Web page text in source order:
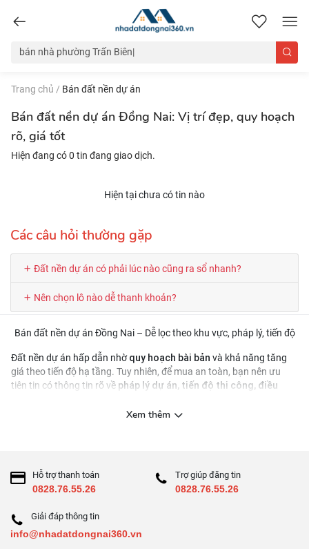
nhadatdongnai360.vn
Trang chủ / Bán đất nền dự án
Bán đất nền dự án Đồng Nai: Vị trí đẹp, quy hoạch
rõ, giá tốt
Hiện đang có 0 tin đang giao dịch.
Hiện tại chưa có tin nào
Các câu hỏi thường gặp
Đất nền dự án có phải lúc nào cũng ra sổ nhanh?
Nên chọn lô nào dễ thanh khoản?
Bán đất nền dự án Đồng Nai – Dễ lọc theo khu vực, pháp lý, tiến độ
Đất nền dự án hấp dẫn nhờquy hoạch bài bản và khả năng tăng
giá theo tiến độ hạ tầng. Tuy nhiên, để mua an toàn, bạn nên ưu
tiên tin có thông tin rõ về pháp lý dự án, tiến độ thi công, điều
Cách chọn đất nền dự án phù hợp
Tránh quyết định chỉ theo “giá rẻ”; hãy kiểm tra hồ sơ
Pháp lý dự án & điều kiện chuyển nhượng
Xem thêm
Hỗ trợ thanh toán
0828.76.55.26
Trợ giúp đăng tin
0828.76.55.26
Giải đáp thông tin
info@nhadatdongnai360.vn